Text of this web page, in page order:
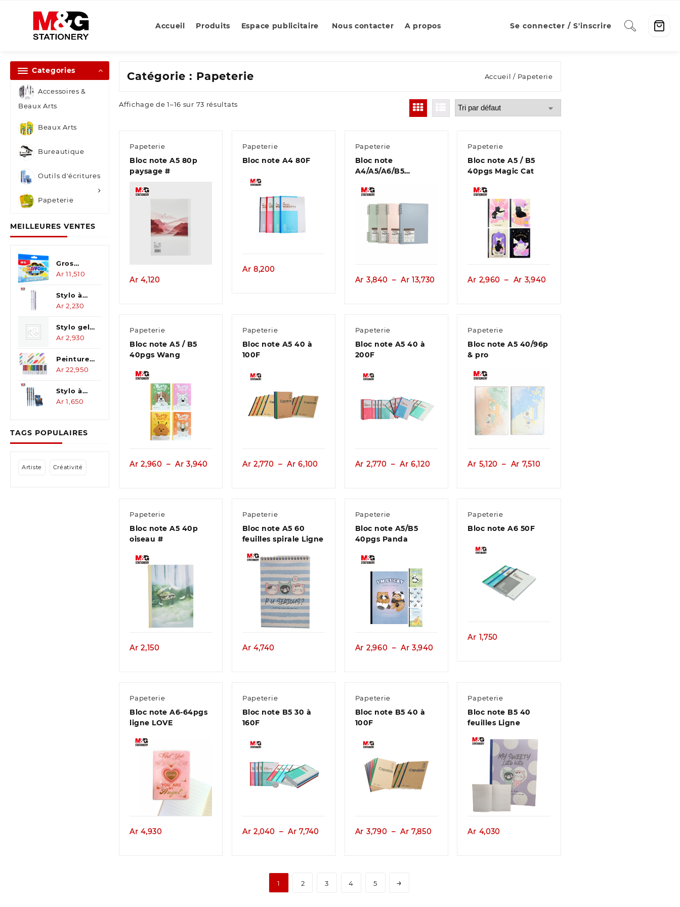
Accueil Produits Espace publicitaire Nous contacter A propos Se connecter / S'inscrire
Categories
Accessoires &
Beaux Arts
Beaux Arts
Bureautique
Outils d'écritures
Papeterie
MEILLEURES VENTES
Gros
crayons
couleur
12cl
Ar 11,510
Stylo à
bille Bleu
pet
0.7mm
Ar 2,230
Stylo gel
effaçable
cristal 0,5
Ar 2,930
Peinture
à la
12s 12ml
Ar 22,950
Stylo à
bille bleu
Ar 1,650
TAGS POPULAIRES
Artiste Créativité
Catégorie : Papeterie Accueil / Papeterie
Affichage de 1–16 sur 73 résultats
Papeterie
Bloc note A5 80p
paysage #
Aperçu
Ar 4,120
Papeterie
Bloc note A4 80F
Aperçu
Ar 8,200
Papeterie
Bloc note
A4/A5/A6/B5
Aperçu
Ar 3,840 – Ar 13,730
Ar 13,730
Papeterie
Bloc note A5 / B5
40pgs Magic Cat
Aperçu
Ar 2,960 – Ar 3,940Plage
Papeterie
Bloc note A5 / B5
40pgs Wang
Aperçu
Ar 2,960 – Ar 3,940Plage
Papeterie
Bloc note A5 40 à
100F
Ar 2,770 – Ar 6,100Plage
Papeterie
Bloc note A5 40 à
200F
Ar 2,770 – Ar 6,120Plage
Papeterie
Bloc note A5 40/96p
& pro
Aperçu
Ar 5,120 – Ar 7,510Plage
Papeterie
Bloc note A5 40p
oiseau #
Aperçu
Ar 2,150
Papeterie
Bloc note A5 60
feuilles spirale Ligne
Aperçu
Ar 4,740
Papeterie
Bloc note A5/B5
40pgs Panda
Aperçu
Ar 2,960 – Ar 3,940Plage
Papeterie
Bloc note A6 50F
Aperçu
Ar 1,750
Papeterie
Bloc note A6-64pgs
ligne LOVE
Aperçu
Ar 4,930
Papeterie
Bloc note B5 30 à
160F
Ar 2,040 – Ar 7,740Plage
Ar 7,740
Papeterie
Bloc note B5 40 à
100F
Ar 3,790 – Ar 7,850Plage
Papeterie
Bloc note B5 40
feuilles Ligne
Aperçu
Ar 4,030
1 2 3 4 5 →